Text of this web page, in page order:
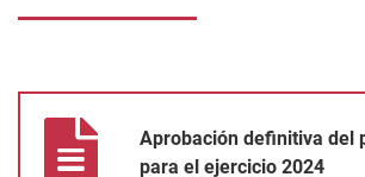
Aprobación definitiva del
para el ejercicio 2024